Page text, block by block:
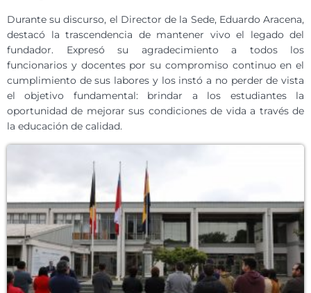
Durante su discurso, el Director de la Sede, Eduardo Aracena,
destacó la trascendencia de mantener vivo el legado del
fundador. Expresó su agradecimiento a todos los
funcionarios y docentes por su compromiso continuo en el
cumplimiento de sus labores y los instó a no perder de vista
el objetivo fundamental: brindar a los estudiantes la
oportunidad de mejorar sus condiciones de vida a través de
la educación de calidad.